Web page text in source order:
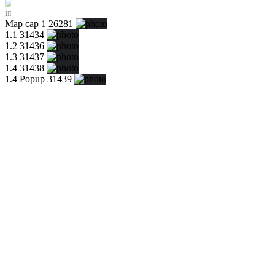
Map cap 1 26281
1.1 31434
1.2 31436
1.3 31437
1.4 31438
1.4 Popup 31439